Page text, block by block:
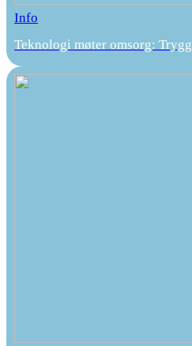
Info
Teknologi møter omsorg: